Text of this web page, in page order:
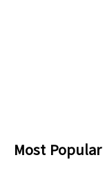
Most Popular